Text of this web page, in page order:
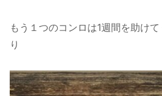
もう１つのコンロは1週間を助け
り